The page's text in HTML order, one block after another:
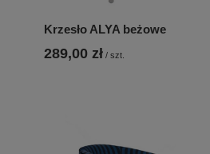
Krzesło ALYA beżowe
289,00 zł / szt.